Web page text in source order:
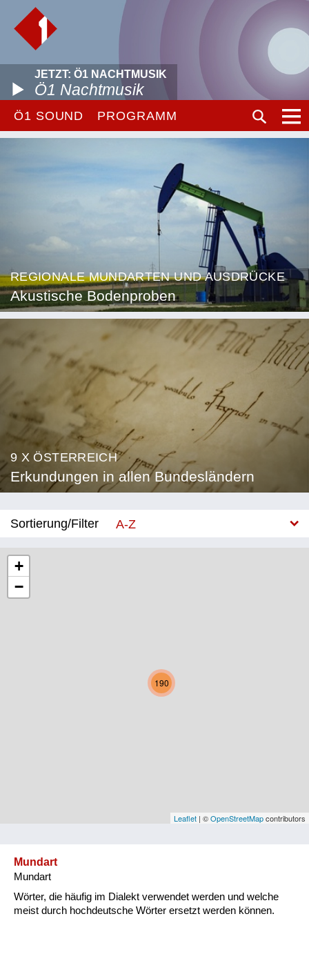
JETZT: Ö1 NACHTMUSIK
Ö1 Nachtmusik
Ö1 SOUND PROGRAMM
REGIONALE MUNDARTEN UND AUSDRÜCKE
Akustische Bodenproben
9 X ÖSTERREICH
Erkundungen in allen Bundesländern
Sortierung/Filter
A-Z
Niederösterreich
Oberösterreich
Vorarlberg
Natur und Landwirtschaft
190
+
−
Leaflet | ©OpenStreetMapcontributors
Mundart
Mundart
Wörter, die häufig im Dialekt verwendet werden und welche
meist durch hochdeutsche Wörter ersetzt werden können.